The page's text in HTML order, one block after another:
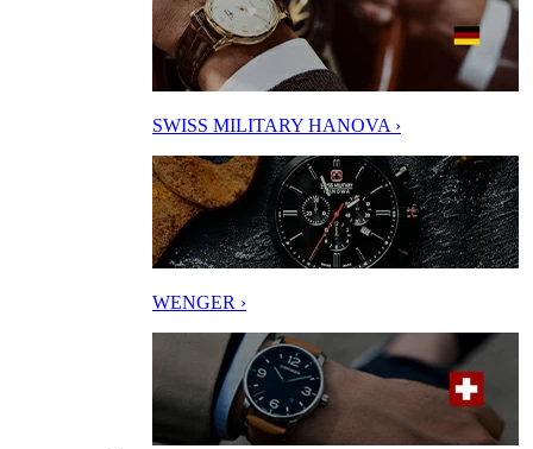
SWISS MILITARY HANOVA ›
WENGER ›